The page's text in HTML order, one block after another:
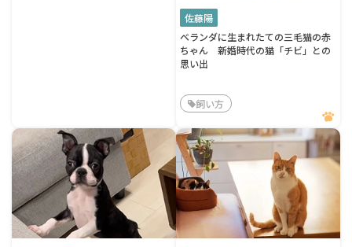
佐藤陽
ベランダに生まれたての三毛猫の赤
ちゃん 新婚時代の猫「チビ」との
思い出
飼い方